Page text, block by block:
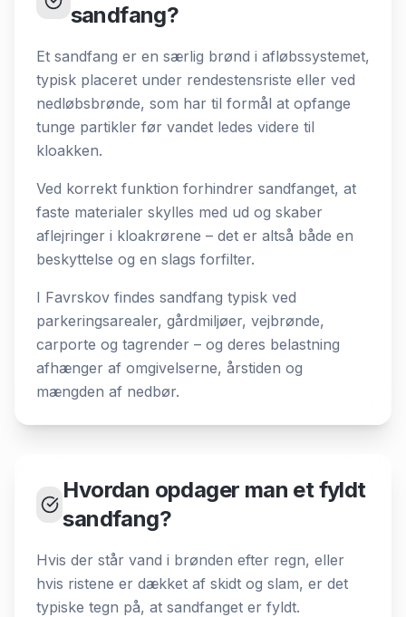
sandfang?
Et sandfang er en særlig brønd i afløbssystemet,
typisk placeret under rendestensriste eller ved
nedløbsbrønde, som har til formål at opfange
tunge partikler før vandet ledes videre til
kloakken.
Ved korrekt funktion forhindrer sandfanget, at
faste materialer skylles med ud og skaber
aflejringer i kloakrørene – det er altså både en
beskyttelse og en slags forfilter.
I Favrskov findes sandfang typisk ved
parkeringsarealer, gårdmiljøer, vejbrønde,
carporte og tagrender – og deres belastning
afhænger af omgivelserne, årstiden og
mængden af nedbør.
Hvordan opdager man et fyldt
sandfang?
Hvis der står vand i brønden efter regn, eller
hvis ristene er dækket af skidt og slam, er det
typiske tegn på, at sandfanget er fyldt.